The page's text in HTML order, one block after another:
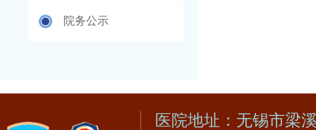
院务公示
医院地址：无锡市梁